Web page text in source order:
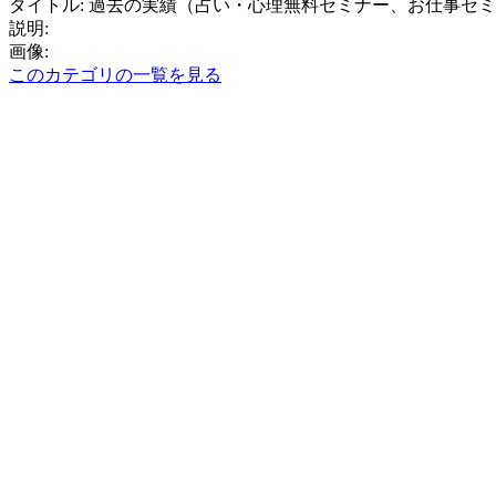
タイトル: 過去の実績（占い・心理無料セミナー、お仕事セ
説明:
画像:
このカテゴリの一覧を見る